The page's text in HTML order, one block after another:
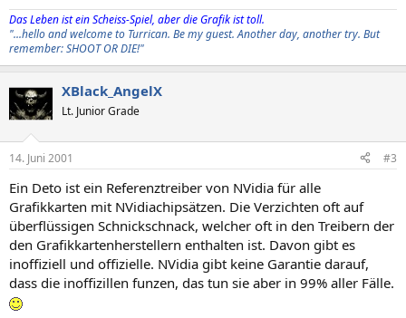
Das Leben ist ein Scheiss-Spiel, aber die Grafik ist toll.
"...hello and welcome to Turrican. Be my guest. Another day, another try. But
remember: SHOOT OR DIE!"
XBlack_AngelX
Lt. Junior Grade
14. Juni 2001 #3
Ein Deto ist ein Referenztreiber von NVidia für alle
Grafikkarten mit NVidiachipsätzen. Die Verzichten oft auf
überflüssigen Schnickschnack, welcher oft in den Treibern der
den Grafikkartenherstellern enthalten ist. Davon gibt es
inoffiziell und offizielle. NVidia gibt keine Garantie darauf,
dass die inoffizillen funzen, das tun sie aber in 99% aller Fälle.